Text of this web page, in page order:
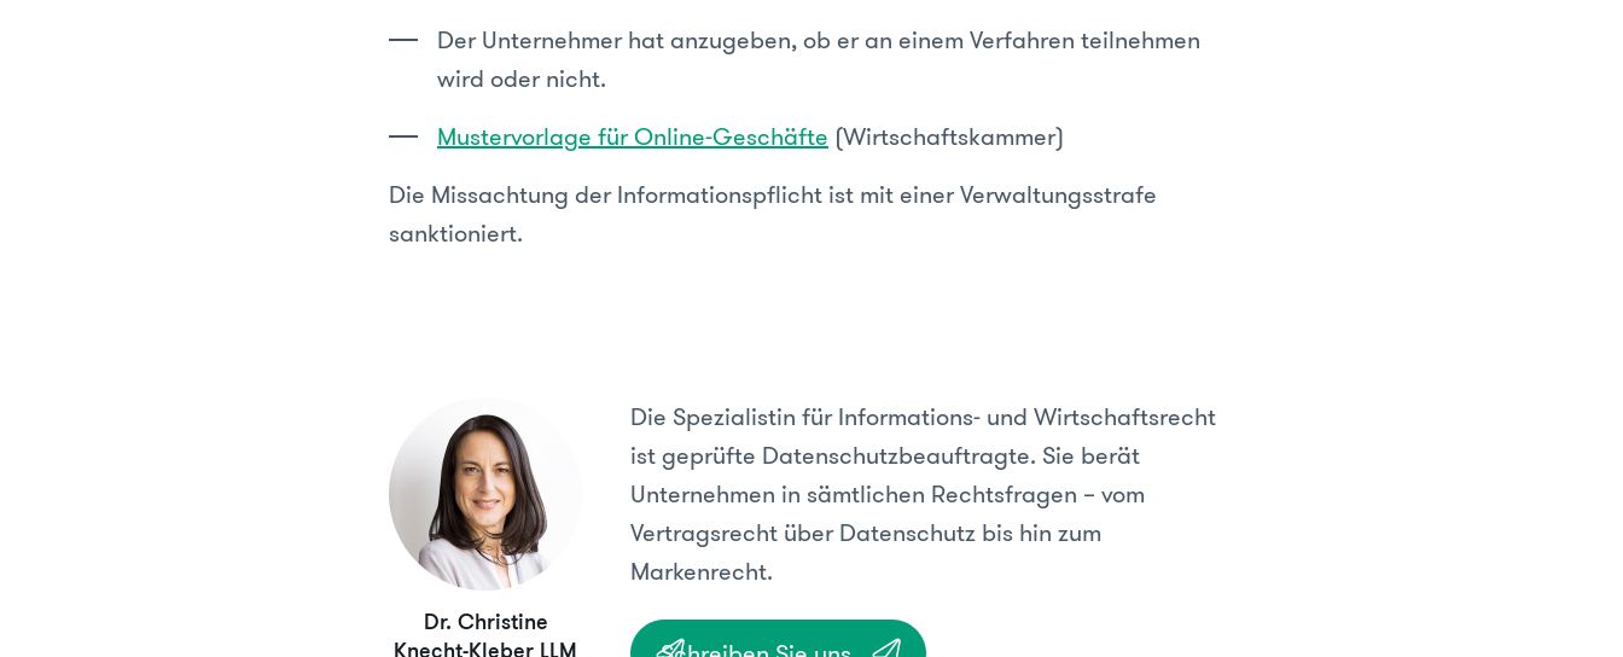
Der Unternehmer hat anzugeben, ob er an einem Verfahren teilnehmen
wird oder nicht.
Mustervorlage für Online-Geschäfte (Wirtschaftskammer)
Die Missachtung der Informationspflicht ist mit einer Verwaltungsstrafe
sanktioniert.
Dr. Christine
Knecht-Kleber LLM
Die Spezialistin für Informations- und Wirtschaftsrecht
ist geprüfte Datenschutzbeauftragte. Sie berät
Unternehmen in sämtlichen Rechtsfragen – vom
Vertragsrecht über Datenschutz bis hin zum
Markenrecht.